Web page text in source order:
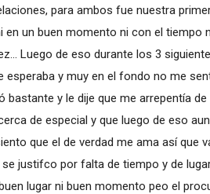
para ambos fue nuestra
en un buen momento ni con el tiempo
Luego de eso durante los 3
y muy en el fondo no me
bastante y le dije que me arrepentía
de especial y que luego de eso
que el de verdad me ama así que
justifco por falta de tiempo y de
lugar ni buen momento peo el